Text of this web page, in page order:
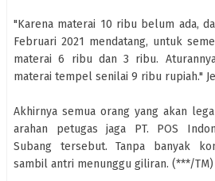
"Karena materai 10 ribu belum ada,
Februari 2021 mendatang, untuk
materai 6 ribu dan 3 ribu.
materai tempel senilai 9 ribu rupiah."
Akhirnya semua orang yang akan
arahan petugas jaga PT. POS
Subang tersebut. Tanpa banyak
sambil antri menunggu giliran. (***/TM)